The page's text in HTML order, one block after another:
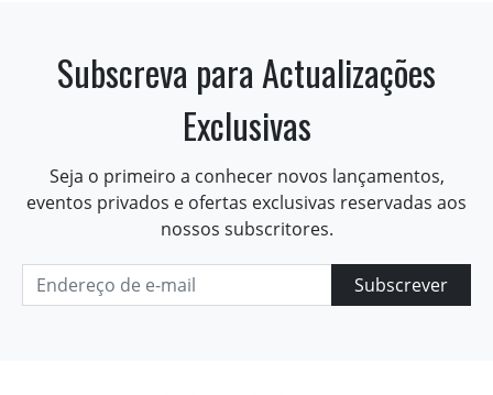
Subscreva para Actualizações
Exclusivas
Seja o primeiro a conhecer novos lançamentos,
eventos privados e ofertas exclusivas reservadas aos
nossos subscritores.
Subscrever